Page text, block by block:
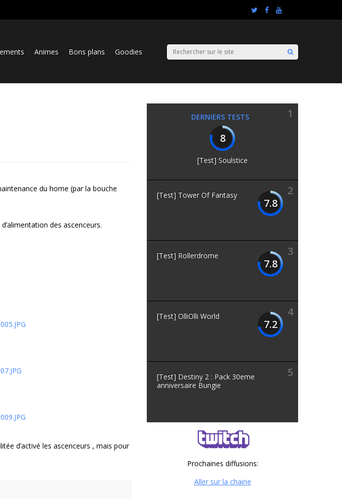
Animes Bons plans Goodies
du home (par la bouche
des ascenceurs.
d’activé les ascenceurs , mais pour
DERNIERS TESTS
1
8
[Test] Soulstice
2
7.8
[Test] Tower Of Fantasy
3
7.8
[Test] Rollerdrome
4
7.2
[Test] OlliOlli World
5
[Test] Destiny 2 : Pack 30eme
anniversaire Bungie
Prochaines diffusions:
Aller sur la chaine